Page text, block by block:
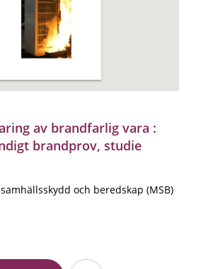
av brandfarlig vara :
brandprov, studie
och beredskap (MSB)